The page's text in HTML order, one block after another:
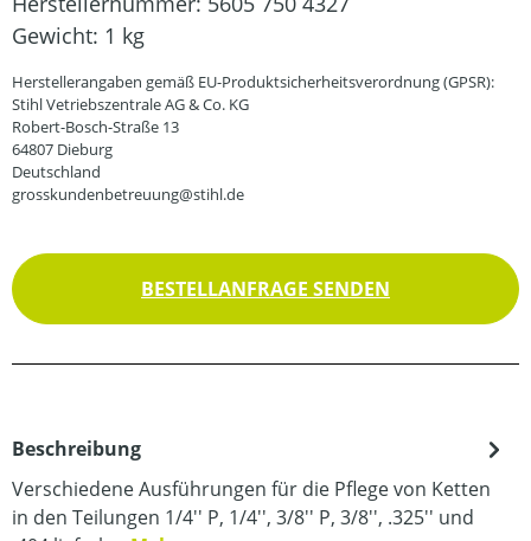
Gewicht: 1 kg
Herstellerangaben gemäß EU-Produktsicherheitsverordnung (GPSR):
Stihl Vetriebszentrale AG & Co. KG
Robert-Bosch-Straße 13
64807 Dieburg
Deutschland
grosskundenbetreuung@stihl.de
BESTELLANFRAGE SENDEN
Beschreibung
Verschiedene Ausführungen für die Pflege von Ketten
in den Teilungen 1/4'' P, 1/4'', 3/8'' P, 3/8'', .325'' und